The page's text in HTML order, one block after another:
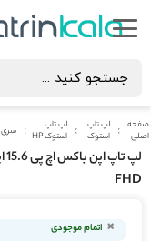
صفحه
اصلی
لپ تاپ
استوک
لپ تاپ
استوک HP
سری
FHD
اتمام موجودی